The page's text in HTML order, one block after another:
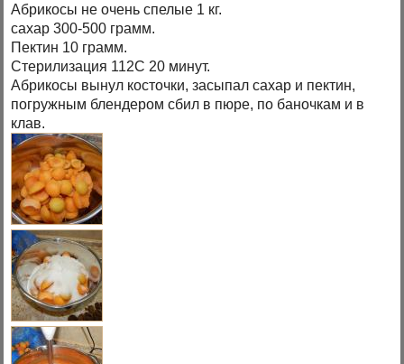
Абрикосы не очень спелые 1 кг.
сахар 300-500 грамм.
Пектин 10 грамм.
Стерилизация 112С 20 минут.
Абрикосы вынул косточки, засыпал сахар и пектин,
погружным блендером сбил в пюре, по баночкам и в
клав.